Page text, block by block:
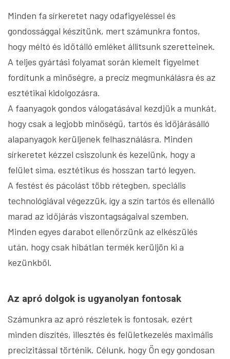
Minden fa sírkeretet nagy odafigyeléssel és
gondossággal készítünk, mert számunkra fontos,
hogy méltó és időtálló emléket állítsunk szeretteinek.
A teljes gyártási folyamat során kiemelt figyelmet
fordítunk a minőségre, a precíz megmunkálásra és az
esztétikai kidolgozásra.
A faanyagok gondos válogatásával kezdjük a munkát,
hogy csak a legjobb minőségű, tartós és időjárásálló
alapanyagok kerüljenek felhasználásra. Minden
sírkeretet kézzel csiszolunk és kezelünk, hogy a
felület sima, esztétikus és hosszan tartó legyen.
A festést és pácolást több rétegben, speciális
technológiával végezzük, így a szín tartós és ellenálló
marad az időjárás viszontagságaival szemben.
Minden egyes darabot ellenőrzünk az elkészülés
után, hogy csak hibátlan termék kerüljön ki a
kezünkből.
Az apró dolgok is ugyanolyan fontosak
Számunkra az apró részletek is fontosak, ezért
minden díszítés, illesztés és felületkezelés maximális
precizitással történik. Célunk, hogy Ön egy gondosan